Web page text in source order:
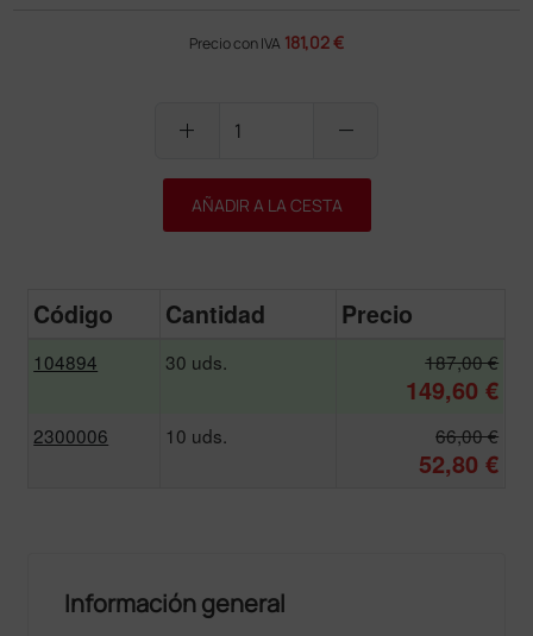
Precio con IVA 181,02 €
add remove
AÑADIR A LA CESTA
Código Cantidad Precio
104894 30 uds. 187,00 €
149,60 €
2300006 10 uds. 66,00 €
52,80 €
Información general